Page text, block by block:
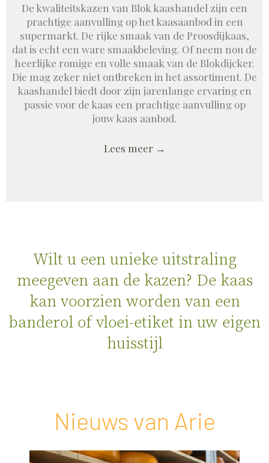
De kwaliteitskazen van Blok kaashandel zijn een
prachtige aanvulling op het kaasaanbod in een
supermarkt. De rijke smaak van de Proosdijkaas,
dat is echt een ware smaakbeleving. Of neem nou de
heerlijke romige en volle smaak van de Blokdijcker.
Die mag zeker niet ontbreken in het assortiment. De
kaashandel biedt door zijn jarenlange ervaring en
passie voor de kaas een prachtige aanvulling op
jouw kaas aanbod.
Lees meer →
Wilt u een unieke uitstraling
meegeven aan de kazen? De kaas
kan voorzien worden van een
banderol of vloei-etiket in uw eigen
huisstijl
Nieuws van Arie